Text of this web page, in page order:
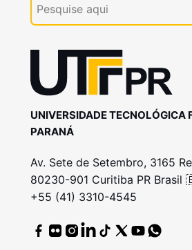
UNIVERSIDADE TECNOLÓGICA
PARANÁ
Av. Sete de Setembro, 3165
80230-901 Curitiba PR
+55 (41) 3310-4545